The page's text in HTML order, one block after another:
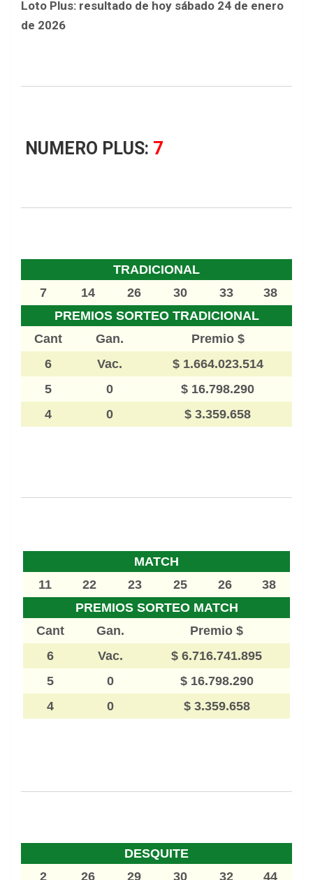
Loto Plus: resultado de hoy sábado 24 de enero
de 2026
NUMERO PLUS: 7
TRADICIONAL
7
14 26 30 33
38
PREMIOS SORTEO TRADICIONAL
Cant
Gan.
Premio $
6
Vac.
$ 1.664.023.514
5
0
$ 16.798.290
4
0 $ 3.359.658
MATCH
11
22 23 25 26
38
PREMIOS SORTEO MATCH
Cant
Gan.
Premio $
6
Vac.
$ 6.716.741.895
5
0
$ 16.798.290
4
0 $ 3.359.658
DESQUITE
2
26 29 30 32 44